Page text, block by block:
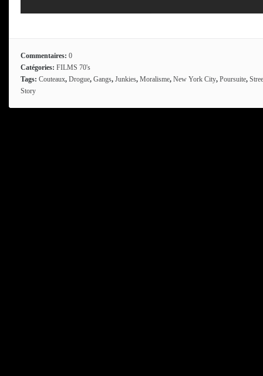
Commentaires: 0
Catégories: FILMS 70's
Tags: Couteaux, Drogue, Gangs, Junkies, Moralisme, New York City, Poursuite,
Story